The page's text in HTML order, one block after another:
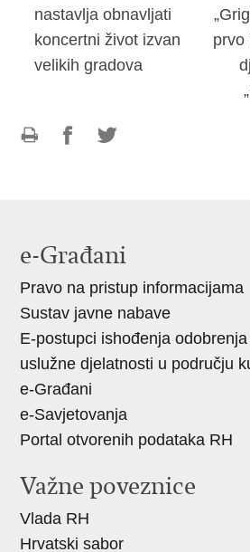
nastavlja obnavljati
koncertni život izvan
velikih gradova
prvo
e-Građani
Pravo na pristup informacijama
Sustav javne nabave
E-postupci ishođenja
uslužne djelatnosti u području
e-Građani
e-Savjetovanja
Portal otvorenih podataka RH
Važne poveznice
Vlada RH
Hrvatski sabor